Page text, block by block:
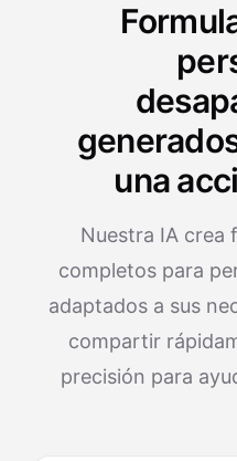
una
Nuestra IA crea
completos para
adaptados a sus
compartir
precisión para